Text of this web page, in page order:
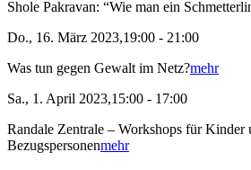
Shole Pakravan: “Wie man ein
Do., 16. März 2023,19:00 - 21:00
Was tun gegen Gewalt im Netz?mehr
Sa., 1. April 2023,15:00 - 17:00
Randale Zentrale – Workshops für Kinder
Bezugspersonenmehr